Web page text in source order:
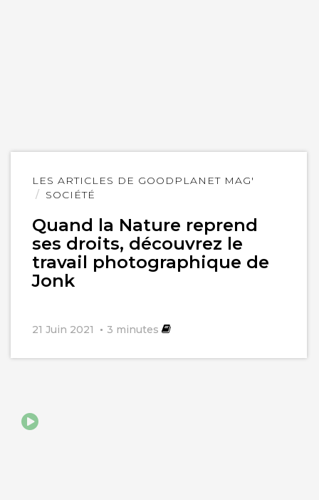
LES ARTICLES DE GOODPLANET MAG'
SOCIÉTÉ
Quand la Nature reprend
ses droits, découvrez le
travail photographique de
Jonk
21 Juin 2021 3 minutes
Lire
l'article